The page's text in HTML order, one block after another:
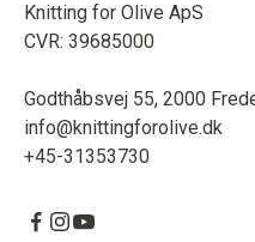
Knitting for Olive ApS
CVR: 39685000
Godthåbsvej 55, 2000
info@knittingforolive.dk
+45-31353730